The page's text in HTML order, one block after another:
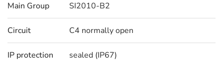
Main Group SI2010-B2
Circuit C4 normally open
IP protection sealed (IP67)